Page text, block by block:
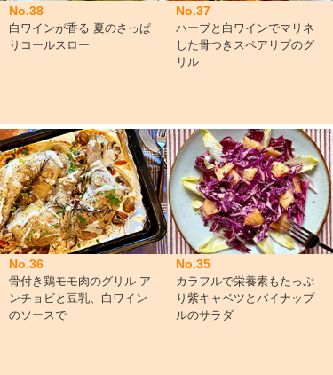
No.38
白ワインが香る 夏のさっぱ
りコールスロー
No.37
ハーブと白ワインでマリネ
した骨つきスペアリブのグ
リル
No.36
骨付き鶏モモ肉のグリル ア
ンチョビと豆乳、白ワイン
のソースで
No.35
カラフルで栄養素もたっぷ
り紫キャベツとパイナップ
ルのサラダ